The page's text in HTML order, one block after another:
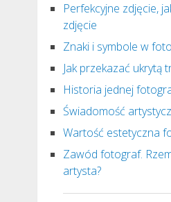
Perfekcyjne zdjęcie,
zdjęcie
Znaki i symbole w
Jak przekazać ukrytą
Historia jednej
Świadomość
Wartość estetyczna
Zawód fotograf.
artysta?